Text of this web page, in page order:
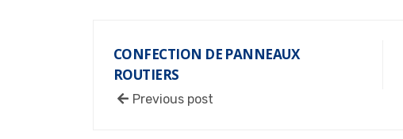
CONFECTION DE PANNEAUX
ROUTIERS
Previous post